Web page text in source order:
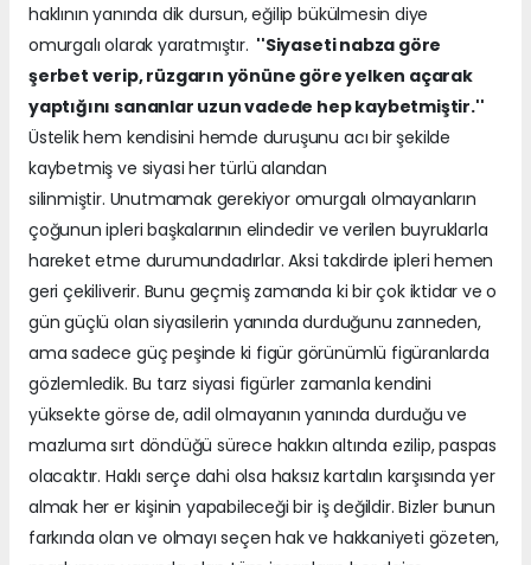
haklının yanında dik dursun, eğilip bükülmesin diye
omurgalı olarak yaratmıştır. ''Siyaseti nabza göre
şerbet verip, rüzgarın yönüne göre yelken açarak
yaptığını sananlar uzun vadede hep kaybetmiştir.''
Üstelik hem kendisini hemde duruşunu acı bir şekilde
kaybetmiş ve siyasi her türlü alandan
silinmiştir. Unutmamak gerekiyor omurgalı olmayanların
çoğunun ipleri başkalarının elindedir ve verilen buyruklarla
hareket etme durumundadırlar. Aksi takdirde ipleri hemen
geri çekiliverir. Bunu geçmiş zamanda ki bir çok iktidar ve o
gün güçlü olan siyasilerin yanında durduğunu zanneden,
ama sadece güç peşinde ki figür görünümlü figüranlarda
gözlemledik. Bu tarz siyasi figürler zamanla kendini
yüksekte görse de, adil olmayanın yanında durduğu ve
mazluma sırt döndüğü sürece hakkın altında ezilip, paspas
olacaktır. Haklı serçe dahi olsa haksız kartalın karşısında yer
almak her er kişinin yapabileceği bir iş değildir. Bizler bunun
farkında olan ve olmayı seçen hak ve hakkaniyeti gözeten,